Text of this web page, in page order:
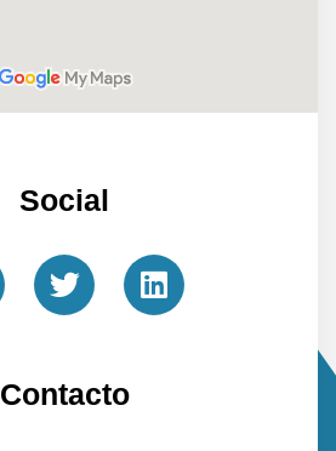
Social
Contacto